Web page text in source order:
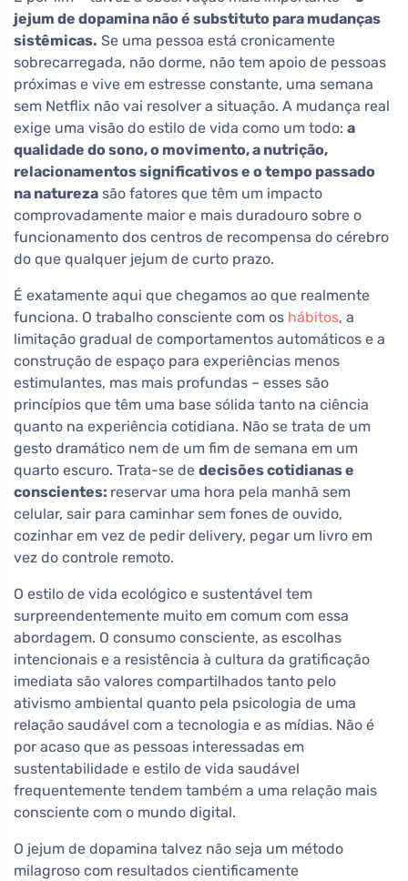
jejum de dopamina não é substituto para mudanças
sistêmicas. Se uma pessoa está cronicamente
sobrecarregada, não dorme, não tem apoio de pessoas
próximas e vive em estresse constante, uma semana
sem Netflix não vai resolver a situação. A mudança real
exige uma visão do estilo de vida como um todo: a
qualidade do sono, o movimento, a nutrição,
relacionamentos significativos e o tempo passado
na natureza são fatores que têm um impacto
comprovadamente maior e mais duradouro sobre o
funcionamento dos centros de recompensa do cérebro
do que qualquer jejum de curto prazo.
É exatamente aqui que chegamos ao que realmente
funciona. O trabalho consciente com os hábitos, a
limitação gradual de comportamentos automáticos e a
construção de espaço para experiências menos
estimulantes, mas mais profundas – esses são
princípios que têm uma base sólida tanto na ciência
quanto na experiência cotidiana. Não se trata de um
gesto dramático nem de um fim de semana em um
quarto escuro. Trata-se de decisões cotidianas e
conscientes: reservar uma hora pela manhã sem
celular, sair para caminhar sem fones de ouvido,
cozinhar em vez de pedir delivery, pegar um livro em
vez do controle remoto.
O estilo de vida ecológico e sustentável tem
surpreendentemente muito em comum com essa
abordagem. O consumo consciente, as escolhas
intencionais e a resistência à cultura da gratificação
imediata são valores compartilhados tanto pelo
ativismo ambiental quanto pela psicologia de uma
relação saudável com a tecnologia e as mídias. Não é
por acaso que as pessoas interessadas em
sustentabilidade e estilo de vida saudável
frequentemente tendem também a uma relação mais
consciente com o mundo digital.
O jejum de dopamina talvez não seja um método
milagroso com resultados cientificamente